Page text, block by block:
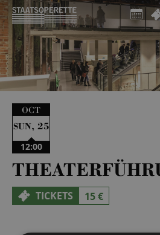
OCT
SUN, 25
12:00
TICKETS 15 €